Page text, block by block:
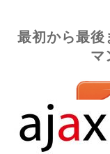
最初から最後
マ